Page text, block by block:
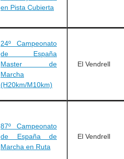
en Pista Cubierta
24º Campeonato
de España
Master de
Marcha
(H20km/M10km)
El Vendrell
87º Campeonato
de España de
Marcha en Ruta
El Vendrell